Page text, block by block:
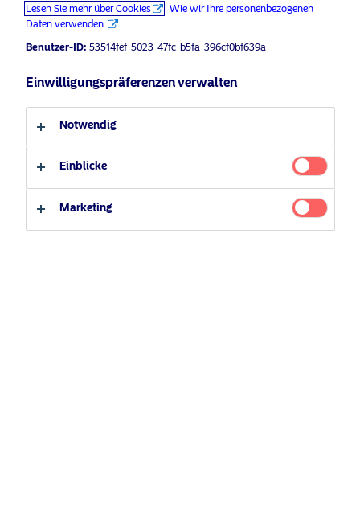
Sprache
Anleger-Typ
Professioneller Anleger Privater Anleger
Lesen Sie mehr über Cookies
Wie wir Ihre personenbezogenen
Daten verwenden.
Benutzer-ID: 53514fef-5023-47fc-b5fa-396cf0bf639a
Einwilligungspräferenzen verwalten
Notwendig
Einblicke
Marketing